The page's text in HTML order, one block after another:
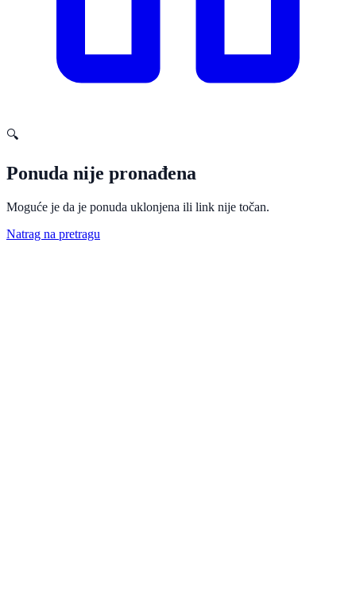
🔍
Ponuda nije pronađena
Moguće je da je ponuda uklonjena ili link nije točan.
Natrag na pretragu